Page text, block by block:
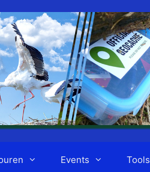
Events Tools